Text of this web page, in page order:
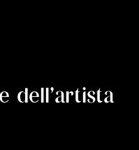
dell'artista